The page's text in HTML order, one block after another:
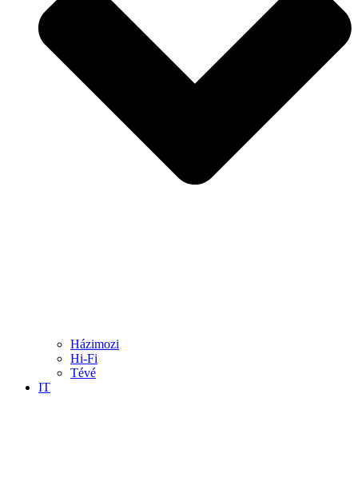
Házimozi
Hi-Fi
Tévé
IT